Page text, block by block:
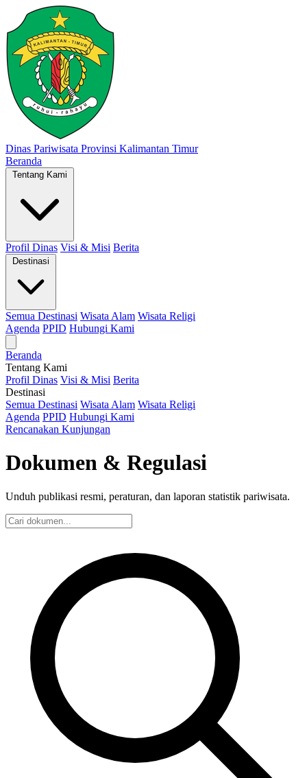
Dinas Pariwisata Provinsi Kalimantan Timur
Beranda
Tentang Kami
Profil Dinas Visi & Misi Berita
Destinasi
Semua Destinasi Wisata Alam Wisata Religi
Agenda PPID Hubungi Kami
Beranda
Tentang Kami
Profil Dinas Visi & Misi Berita
Destinasi
Semua Destinasi Wisata Alam Wisata Religi
Agenda PPID Hubungi Kami
Rencanakan Kunjungan
Dokumen & Regulasi
Unduh publikasi resmi, peraturan, dan laporan statistik pariwisata.